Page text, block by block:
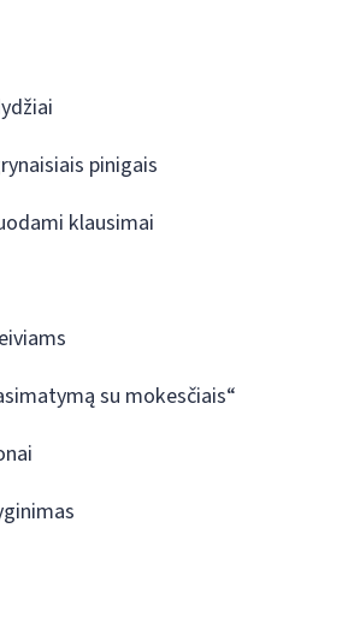
pinigais
klausimai
su mokesčiais“